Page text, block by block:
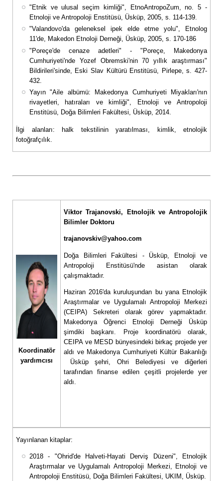
"Etnik ve ulusal seçim kimliği", EtnoAntropoZum, no. 5 -
Etnoloji ve Antropoloji Enstitüsü, Üsküp, 2005, s. 114-139.
"Valandovo'da geleneksel ipek elde etme yolu", Etnolog
11'de, Makedon Etnoloji Derneği, Üsküp, 2005, s. 170-186
"Poreçе'de cenaze adetleri" - "Poreçе, Makedonya
Cumhuriyeti'nde Yozef Obremski'nin 70 yıllık araştırması"
Bildirileri'sinde, Eski Slav Kültürü Enstitüsü, Pirlepe, s. 427-
432.
Yayın "Aile albümü: Makedonya Cumhuriyeti Miyakları'nın
rivayetleri, hatıraları ve kimliği", Etnoloji ve Antropoloji
Enstitüsü, Doğa Bilimleri Fakültesi, Üsküp, 2014.
İlgi alanları: halk tekstilinin yaratılması, kimlik, etnolojik
fotoğrafçılık.
Koordinatör
yardımcısı
Viktor Trajanovski, Etnolojik ve Antropolojik
Bilimler Doktoru
trajanovskiv@yahoo.com
Doğa Bilimleri Fakültesi - Üsküp, Etnoloji ve
Antropoloji Enstitüsü'nde asistan olarak
çalışmaktadır.
Haziran 2016'da kuruluşundan bu yana Etnolojik
Araştırmalar ve Uygulamalı Antropoloji Merkezi
(CEIPA) Sekreteri olarak görev yapmaktadır.
Makedonya Öğrenci Etnoloji Derneği Üsküp
şimdiki başkanı. Proje koordinatörü olarak,
CEIPA ve MESD bünyesindeki birkaç projede yer
aldı ve Makedonya Cumhuriyeti Kültür Bakanlığı
Üsküp şehri, Ohri Belediyesi ve diğerleri
tarafından finanse edilen çeşitli projelerde yer
aldı.
Yayınlanan kitaplar:
2018 - "Ohrid'de Halveti-Hayati Derviş Düzeni", Etnolojik
Araştırmalar ve Uygulamalı Antropoloji Merkezi, Etnoloji ve
Antropoloji Enstitüsü, Doğa Bilimleri Fakültesi, UKIM, Üsküp.